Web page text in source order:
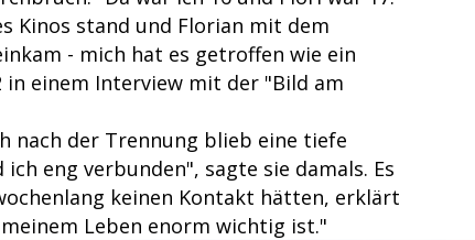
Kinos stand und Florian mit dem
- mich hat es getroffen wie ein
einem Interview mit der "Bild am
nach der Trennung blieb eine tiefe
eng verbunden", sagte sie damals. Es
keinen Kontakt hätten, erklärt
Leben enorm wichtig ist."